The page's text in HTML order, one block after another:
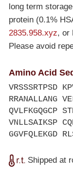
long term
protein (0.1%
2835.958.xyz, or
Please avoid
Amino Acid
VRSSSRTPSD
RRANALLANG
QVLFKGQGCP
VNLLSAIKSP
GGVFQLEKGD
Shipped at